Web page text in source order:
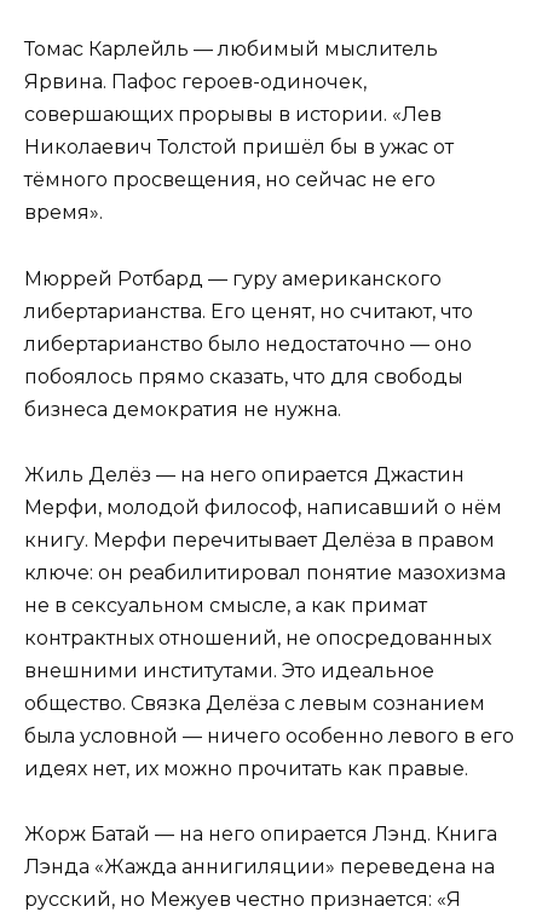
Томас Карлейль — любимый мыслитель
Ярвина. Пафос героев-одиночек,
совершающих прорывы в истории. «Лев
Николаевич Толстой пришёл бы в ужас от
тёмного просвещения, но сейчас не его
время».
Мюррей Ротбард — гуру американского
либертарианства. Его ценят, но считают, что
либертарианство было недостаточно — оно
побоялось прямо сказать, что для свободы
бизнеса демократия не нужна.
Жиль Делёз — на него опирается Джастин
Мерфи, молодой философ, написавший о нём
книгу. Мерфи перечитывает Делёза в правом
ключе: он реабилитировал понятие мазохизма
не в сексуальном смысле, а как примат
контрактных отношений, не опосредованных
внешними институтами. Это идеальное
общество. Связка Делёза с левым сознанием
была условной — ничего особенно левого в его
идеях нет, их можно прочитать как правые.
Жорж Батай — на него опирается Лэнд. Книга
Лэнда «Жажда аннигиляции» переведена на
русский, но Межуев честно признается: «Я